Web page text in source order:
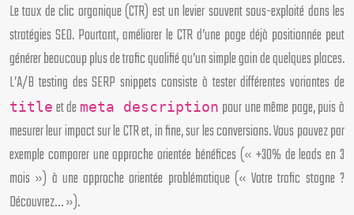
Le taux de clic organique (CTR) est un levier souvent sous-exploité dans les
stratégies SEO. Pourtant, améliorer le CTR d’une page déjà positionnée peut
générer beaucoup plus de trafic qualifié qu’un simple gain de quelques places.
L’A/B testing des SERP snippets consiste à tester différentes variantes de
title et de meta description pour une même page, puis à
mesurer leur impact sur le CTR et, in fine, sur les conversions. Vous pouvez par
exemple comparer une approche orientée bénéfices (« +30% de leads en 3
mois ») à une approche orientée problématique (« Votre trafic stagne ?
Découvrez… »).